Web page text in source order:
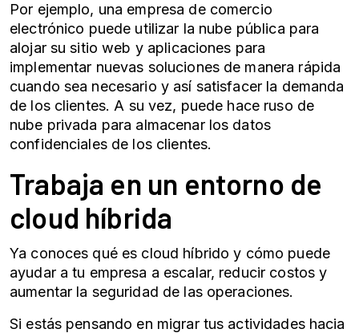
Por ejemplo, una empresa de comercio
electrónico puede utilizar la nube pública para
alojar su sitio web y aplicaciones para
implementar nuevas soluciones de manera rápida
cuando sea necesario y así satisfacer la demanda
de los clientes. A su vez, puede hace ruso de
nube privada para almacenar los datos
confidenciales de los clientes.
Trabaja en un entorno de
cloud híbrida
Ya conoces qué es cloud híbrido y cómo puede
ayudar a tu empresa a escalar, reducir costos y
aumentar la seguridad de las operaciones.
Si estás pensando en migrar tus actividades hacia